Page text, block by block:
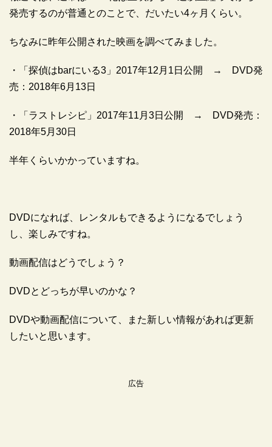
発売するのが普通とのことで、だいたい4ヶ月くらい。
ちなみに昨年公開された映画を調べてみました。
・「探偵はbarにいる3」2017年12月1日公開 → DVD発
売：2018年6月13日
・「ラストレシピ」2017年11月3日公開 → DVD発売：
2018年5月30日
半年くらいかかっていますね。
DVDになれば、レンタルもできるようになるでしょう
し、楽しみですね。
動画配信はどうでしょう？
DVDとどっちが早いのかな？
DVDや動画配信について、また新しい情報があれば更新
したいと思います。
広告